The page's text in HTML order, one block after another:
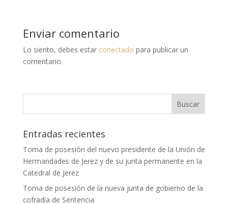
Enviar comentario
Lo siento, debes estar conectado para publicar un
comentario.
Entradas recientes
Toma de posesión del nuevo presidente de la Unión de
Hermandades de Jerez y de su junta permanente en la
Catedral de Jerez
Toma de posesión de la nueva junta de gobierno de la
cofradía de Sentencia